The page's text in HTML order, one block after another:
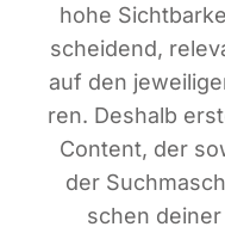
hohe
schei­dend,
auf den
ren. Des­halb
Con­tent, der
der
schen